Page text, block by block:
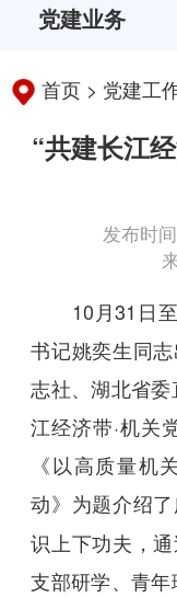
党建业务
首页 > 党建工
“共建长江
发布时
10月31日至
书记姚奕生同
志社、湖北省
江经济带·机关
《以高质量机
动》为题介绍
识上下功夫，
支部研学、青